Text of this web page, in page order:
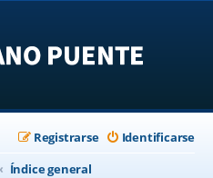
Identificarse
Registrarse
Índice general